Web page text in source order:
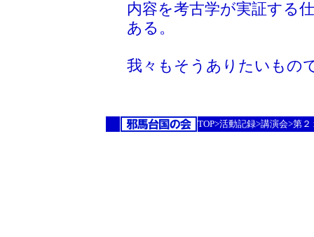
内容を考古学が実証する
ある。
我々もそうありたいもの
TOP>活動記録>講演会>第２